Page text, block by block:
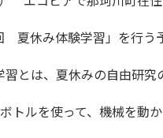
夏休み体験学習」を行う
とは、夏休みの自由研究
トルを使って、機械を動